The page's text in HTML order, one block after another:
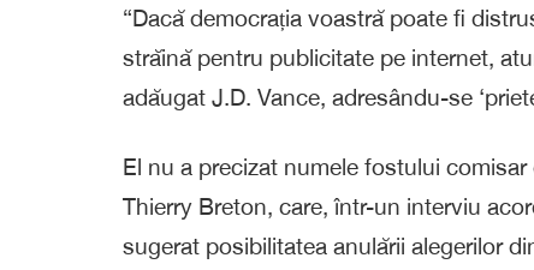
“Dacă democrația voastră poate fi
străină pentru publicitate pe internet,
adăugat J.D. Vance, adresându-se
El nu a precizat numele fostului
Thierry Breton, care, într-un interviu
sugerat posibilitatea anulării alegerilor